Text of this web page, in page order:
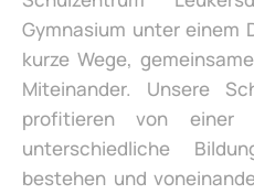
Gymnasium unter einem
kurze Wege,
Miteinander. Unsere
profitieren von einer
unterschiedliche
bestehen und